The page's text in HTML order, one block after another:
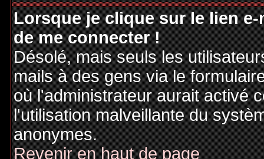
Lorsque je clique sur le lien
de me connecter !
Désolé, mais seuls les
mails à des gens via le
où l'administrateur aurait activé
l'utilisation malveillante du
anonymes.
Revenir en haut de page